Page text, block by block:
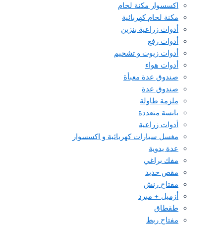
اكسسوار مكنة لحام
مكنة لحام كهربائية
أدوات زراعية بنزين
أدوات رفع
أدوات زيوت و تشحيم
أدوات هواء
صندوق عدة معبأة
صندوق عدة
ملزمة طاولة
بانسة متعددة
أدوات زراعية
مغسل سيارات كهربائية و اكسسوار
عدة يدوية
مفك براغي
مقص حديد
مفتاح رنش
أزميل + مبرد
طقطاق
مفتاح ربط